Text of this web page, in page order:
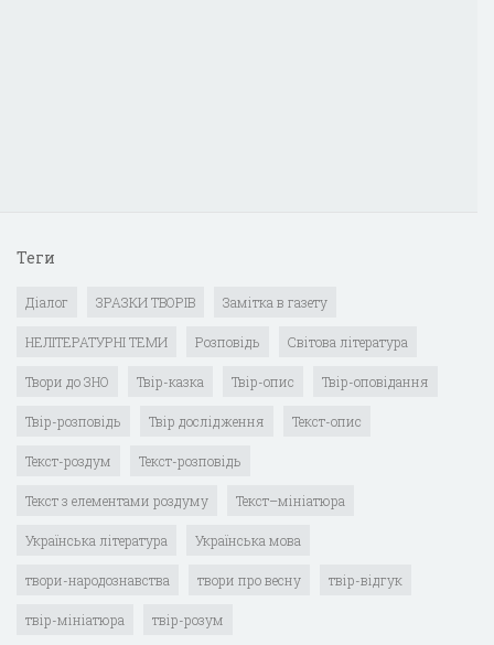
Теги
Діалог ЗРАЗКИ ТВОРІВ Замітка в газету
НЕЛІТЕРАТУРНІ ТЕМИ Розповідь Світова література
Твори до ЗНО Твір-казка Твір-опис Твір-оповідання
Твір-розповідь Твір дослідження Текст-опис
Текст-роздум Текст-розповідь
Текст з елементами роздуму Текст–мініатюра
Українська література Українська мова
твори-народознавства твори про весну твір-відгук
твір-мініатюра твір-розум